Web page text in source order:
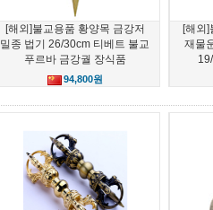
[해외]불교용품 황양목 금강저
밀종 법기 26/30cm 티베트 불교
푸르바 금강궐 장식품
94,800원
[해외
재물